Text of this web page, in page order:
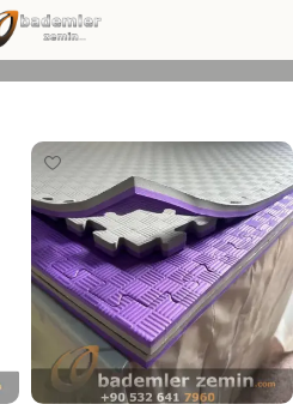
Minderi